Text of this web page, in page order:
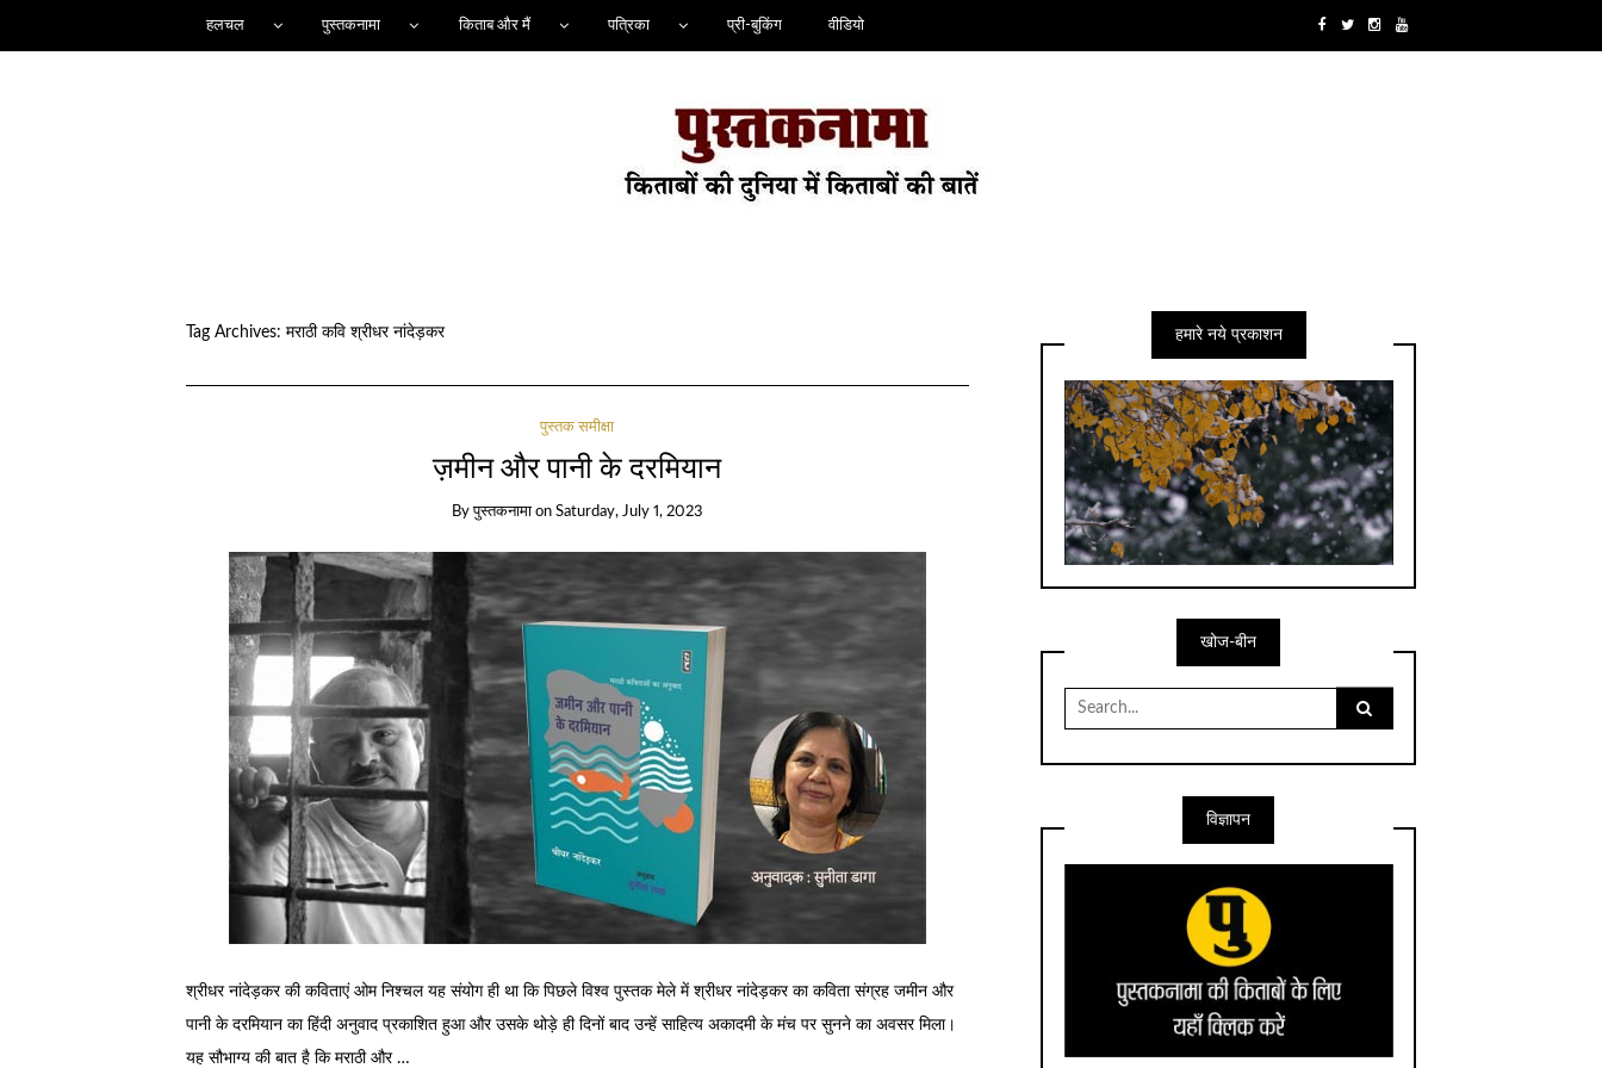
हलचल पुस्तकनामा किताब और मैं पत्रिका प्री-बुकिंग वीडियो
Tag Archives: मराठी कवि श्रीधर नांदेड़कर
पुस्तक समीक्षा
ज़मीन और पानी के दरमियान
Byपुस्तकनामा on Saturday, July 1, 2023
श्रीधर नांदेड़कर की कविताएं ओम निश्‍चल यह संयोग ही था कि पिछले विश्व पुस्तक मेले में श्रीधर नांदेड़कर का कविता संग्रह जमीन और
पानी के दरमियान का हिंदी अनुवाद प्रकाशित हुआ और उसके थोड़े ही दिनों बाद उन्हें साहित्य अकादमी के मंच पर सुनने का अवसर मिला।
यह सौभाग्य की बात है कि मराठी और …
हमारे नये प्रकाशन
खोज-बीन
Search
for:
विज्ञापन